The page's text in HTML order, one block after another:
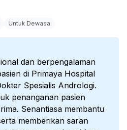
Untuk Dewasa
dan berpengalaman
di Primaya Hospital
Spesialis Andrologi.
penanganan pasien
Senantiasa membantu
memberikan saran